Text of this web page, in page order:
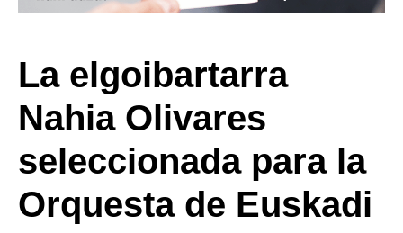
La elgoibartarra
Nahia Olivares
seleccionada para la
Orquesta de Euskadi